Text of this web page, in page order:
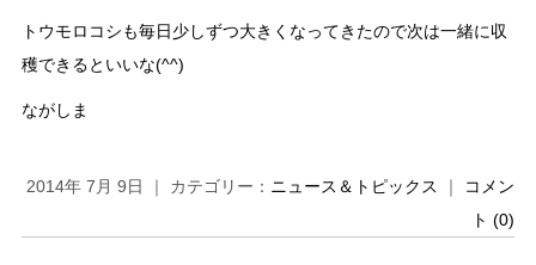
トウモロコシも毎日少しずつ大きくなってきたので次は一緒に収
穫できるといいな(^^)
ながしま
2014年 7月 9日 ｜ カテゴリー： ニュース＆トピックス ｜
コメン
ト (0)